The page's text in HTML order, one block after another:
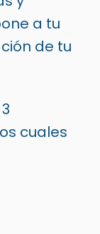
a tu
de tu
cuales